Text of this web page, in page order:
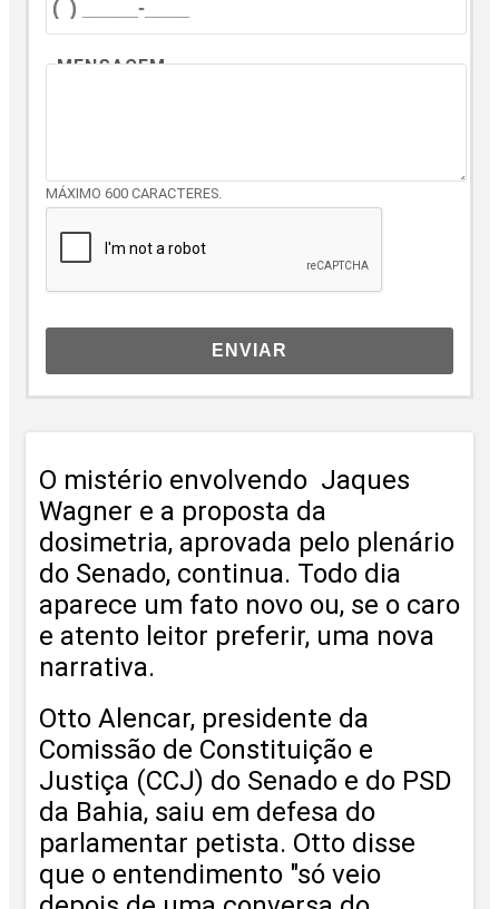
MENSAGEM
MÁXIMO 600 CARACTERES.
ENVIAR
O mistério envolvendo Jaques
Wagner e a proposta da
dosimetria, aprovada pelo plenário
do Senado, continua. Todo dia
aparece um fato novo ou, se o caro
e atento leitor preferir, uma nova
narrativa.
Otto Alencar, presidente da
Comissão de Constituição e
Justiça (CCJ) do Senado e do PSD
da Bahia, saiu em defesa do
parlamentar petista. Otto disse
que o entendimento "só veio